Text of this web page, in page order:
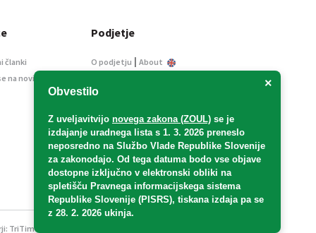
×
Obvestilo
Z uveljavitvijo novega zakona (ZOUL) se je
izdajanje uradnega lista s 1. 3. 2026 preneslo
neposredno na Službo Vlade Republike Slovenije
za zakonodajo. Od tega datuma bodo vse objave
dostopne izključno v elektronski obliki na
spletišču Pravnega informacijskega sistema
Republike Slovenije (PISRS), tiskana izdaja pa se
z 28. 2. 2026 ukinja.
članki
na novice
Podjetje
O podjetju | About
Informacije javnega
Oglaševanje
Splošni pogoji
Izjava o varstvu osebnih
podatkov
E-dražbe
TriTim spletna agencija